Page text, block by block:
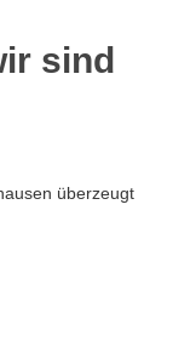
sind
überzeugt